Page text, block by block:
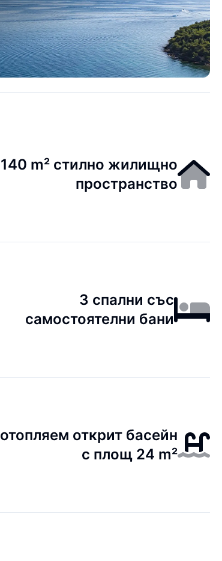
140 m² стилно жилищно
пространство
3 спални със
самостоятелни бани
отопляем открит басейн
с площ 24 m²